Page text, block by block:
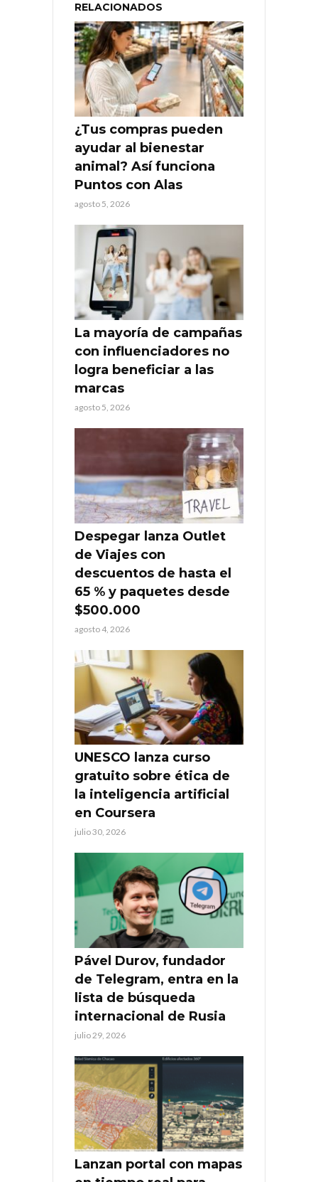
RELACIONADOS
¿Tus compras pueden
ayudar al bienestar
animal? Así funciona
Puntos con Alas
agosto 5, 2026
La mayoría de campañas
con influenciadores no
logra beneficiar a las
marcas
agosto 5, 2026
Despegar lanza Outlet
de Viajes con
descuentos de hasta el
65 % y paquetes desde
$500.000
agosto 4, 2026
UNESCO lanza curso
gratuito sobre ética de
la inteligencia artificial
en Coursera
julio 30, 2026
Pável Durov, fundador
de Telegram, entra en la
lista de búsqueda
internacional de Rusia
julio 29, 2026
Lanzan portal con mapas